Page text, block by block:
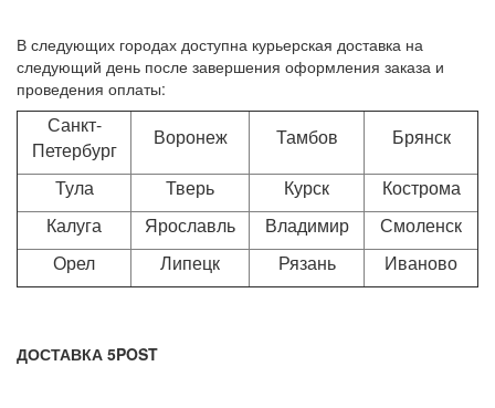
В следующих городах доступна курьерская доставка на
следующий день после завершения оформления заказа и
проведения оплаты:
Санкт-
Петербург
Воронеж Тамбов
Брянск
Тула
Тверь Курск
Кострома
Калуга
Ярославль Владимир
Смоленск
Орел
Липецк Рязань Иваново
ДОСТАВКА 5POST